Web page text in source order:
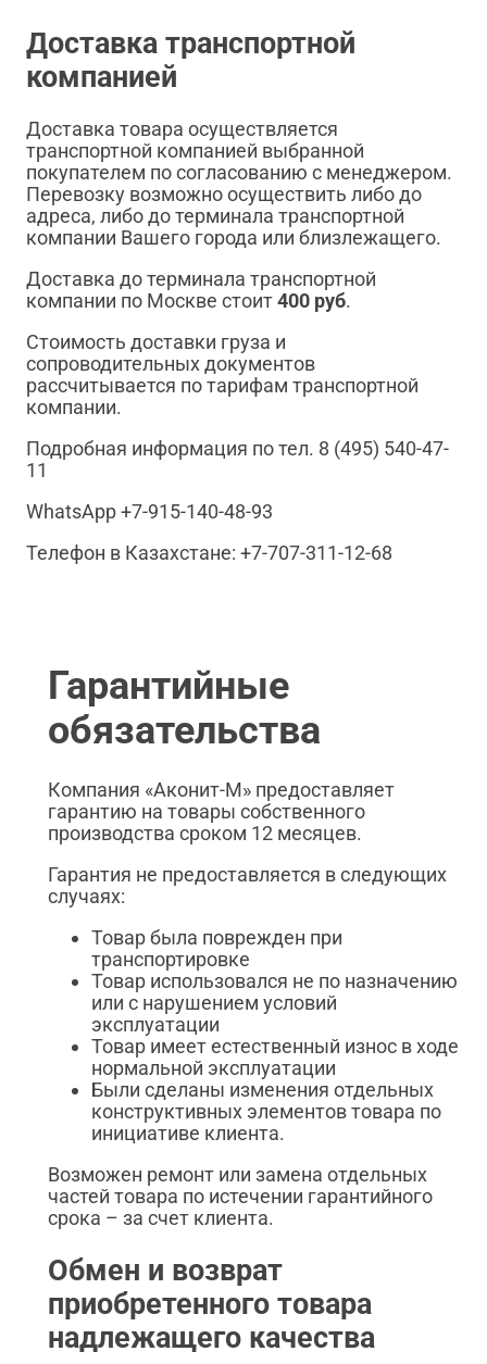
Доставка транспортной
компанией
Доставка товара осуществляется
транспортной компанией выбранной
покупателем по согласованию с менеджером.
Перевозку возможно осуществить либо до
адреса, либо до терминала транспортной
компании Вашего города или близлежащего.
Доставка до терминала транспортной
компании по Москве стоит400 руб.
Стоимость доставки груза и
сопроводительных документов
рассчитывается по тарифам транспортной
компании.
Подробная информация по тел. 8 (495) 540-47-
11
WhatsApp +7-915-140-48-93
Телефон в Казахстане: +7-707-311-12-68
Гарантийные
обязательства
Компания «Аконит-М» предоставляет
гарантию на товары собственного
производства сроком 12 месяцев.
Гарантия не предоставляется в следующих
случаях:
Товар была поврежден при
транспортировке
Товар использовался не по назначению
или с нарушением условий
эксплуатации
Товар имеет естественный износ в ходе
нормальной эксплуатации
Были сделаны изменения отдельных
конструктивных элементов товара по
инициативе клиента.
Возможен ремонт или замена отдельных
частей товара по истечении гарантийного
срока – за счет клиента.
Обмен и возврат
приобретенного товара
надлежащего качества